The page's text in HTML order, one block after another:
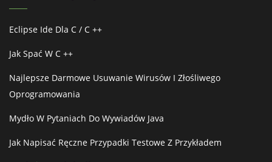
Eclipse Ide Dla C / C ++
Jak Spać W C ++
Najlepsze Darmowe Usuwanie Wirusów I Złośliwego
Oprogramowania
Mydło W Pytaniach Do Wywiadów Java
Jak Napisać Ręczne Przypadki Testowe Z Przykładem